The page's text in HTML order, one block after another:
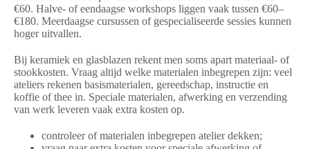
€60. Halve- of eendaagse workshops liggen vaak tussen €60–
€180. Meerdaagse cursussen of gespecialiseerde sessies kunnen
hoger uitvallen.
Bij keramiek en glasblazen rekent men soms apart materiaal- of
stookkosten. Vraag altijd welke materialen inbegrepen zijn: veel
ateliers rekenen basismaterialen, gereedschap, instructie en
koffie of thee in. Speciale materialen, afwerking en verzending
van werk leveren vaak extra kosten op.
controleer of materialen inbegrepen atelier dekken;